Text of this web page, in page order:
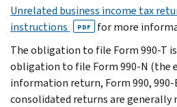
Unrelated business income tax
instructions
PDF
for more
The obligation to file Form 990-T
obligation to file Form 990-N (the
information return, Form 990, 990-
consolidated returns are